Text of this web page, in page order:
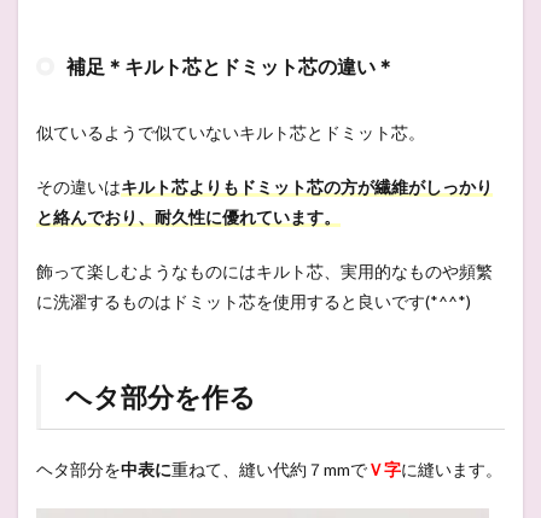
補足＊キルト芯とドミット芯の違い＊
似ているようで似ていないキルト芯とドミット芯。
その違いはキルト芯よりもドミット芯の方が繊維がしっかり
と絡んでおり、耐久性に優れています。
飾って楽しむようなものにはキルト芯、実用的なものや頻繁
に洗濯するものはドミット芯を使用すると良いです(*^^*)
ヘタ部分を作る
ヘタ部分を中表に重ねて、縫い代約７mmでＶ字に縫います。